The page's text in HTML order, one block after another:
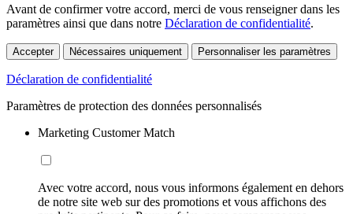
Avant de confirmer votre accord, merci de vous renseigner dans les
paramètres ainsi que dans notre Déclaration de confidentialité.
Accepter Nécessaires uniquement Personnaliser les paramètres
Déclaration de confidentialité
Paramètres de protection des données personnalisés
Marketing Customer Match
Avec votre accord, nous vous informons également en dehors
de notre site web sur des promotions et vous affichons des